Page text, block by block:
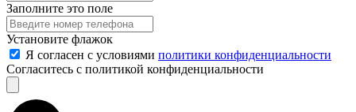
Заполните это поле
Установите флажок
Я согласен с условиями политики конфиденциальности
Согласитесь с политикой конфиденциальности